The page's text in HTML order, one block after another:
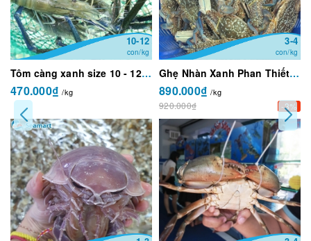
10-12
con/kg
Tôm càng xanh size 10 - 12 con/kg
470.000₫/kg
3-4
con/kg
Ghẹ Nhàn Xanh Phan Thiết Sống Size 3 - 4 con/kg
890.000₫/kg
920.000₫ -3%